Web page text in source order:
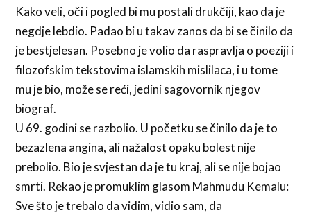
Kako veli, oči i pogled bi mu postali drukčiji, kao da je
negdje lebdio. Padao bi u takav zanos da bi se činilo da
je bestjelesan. Posebno je volio da raspravlja o poeziji i
filozofskim tekstovima islamskih mislilaca, i u tome
mu je bio, može se reći, jedini sagovornik njegov
biograf.
U 69. godini se razbolio. U početku se činilo da je to
bezazlena angina, ali nažalost opaku bolest nije
prebolio. Bio je svjestan da je tu kraj, ali se nije bojao
smrti. Rekao je promuklim glasom Mahmudu Kemalu:
Sve što je trebalo da vidim, vidio sam, da